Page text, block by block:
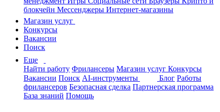
блокчейн Мессенджеры Интернет-магазины
Магазин услуг
Конкурсы
Вакансии
Поиск
Еще
Найти работу Фрилансеры Магазин услуг Конкурсы
Вакансии Поиск AI-инструменты Блог Работы
фрилансеров Безопасная сделка Партнерская программа
База знаний Помощь